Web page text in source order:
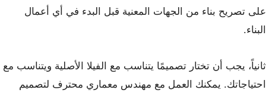
على تصريح بناء من الجهات المعنية قبل البدء في أي أعمال
البناء.
ثانياً، يجب أن تختار تصميمًا يتناسب مع الفيلا الأصلية ويتناسب مع
احتياجاتك. يمكنك العمل مع مهندس معماري محترف لتصميم